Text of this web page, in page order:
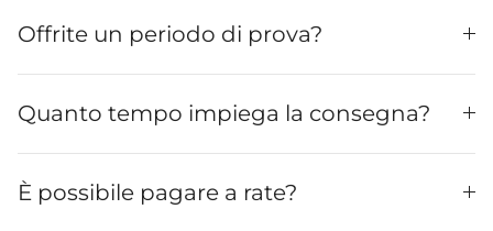
Offrite un periodo di prova?
Quanto tempo impiega la consegna?
È possibile pagare a rate?